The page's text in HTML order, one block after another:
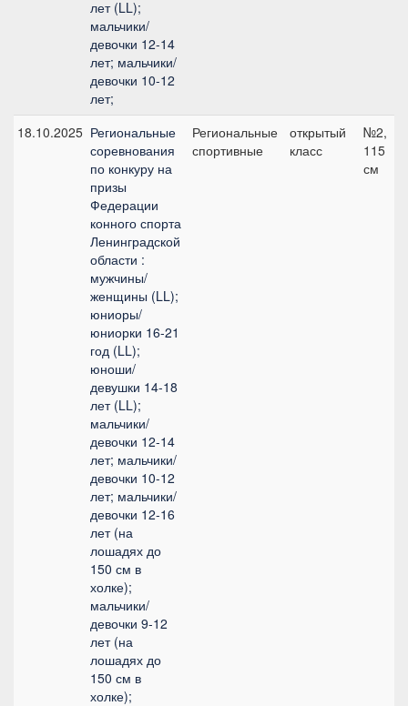
лет (LL);
мальчики/
девочки 12-14
лет; мальчики/
девочки 10-12
лет;
18.10.2025 Региональные
соревнования
по конкуру на
призы
Федерации
конного спорта
Ленинградской
области :
мужчины/
женщины (LL);
юниоры/
юниорки 16-21
год (LL);
юноши/
девушки 14-18
лет (LL);
мальчики/
девочки 12-14
лет; мальчики/
девочки 10-12
лет; мальчики/
девочки 12-16
лет (на
лошадях до
150 см в
холке);
мальчики/
девочки 9-12
лет (на
лошадях до
150 см в
холке);
Региональные
спортивные
открытый
класс
№2,
115
см